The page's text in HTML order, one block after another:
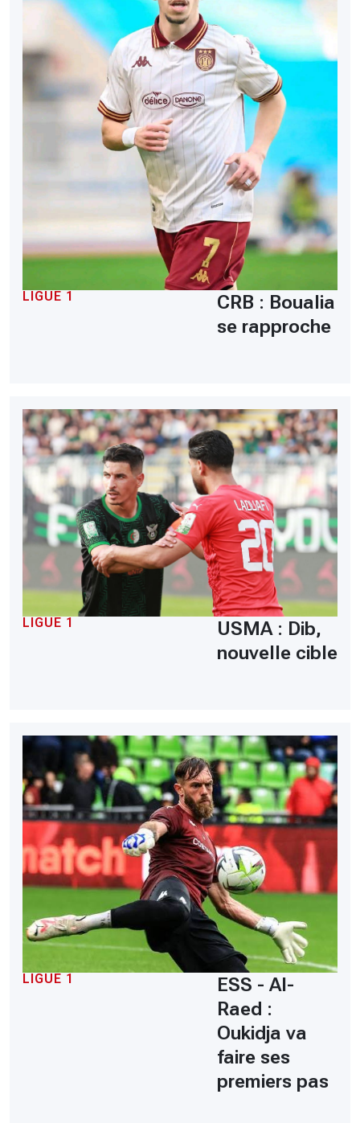
LIGUE 1
CRB : Boualia
se rapproche
LIGUE 1
USMA : Dib,
nouvelle cible
LIGUE 1
ESS - Al-
Raed :
Oukidja va
faire ses
premiers pas